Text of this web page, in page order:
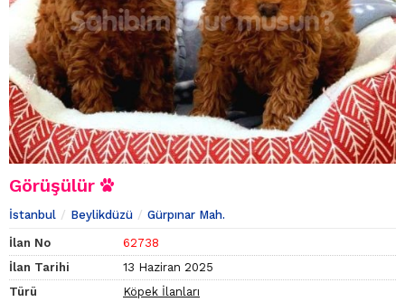
Görüşülür
İstanbul Beylikdüzü Gürpınar Mah.
İlan No
62738
İlan Tarihi
13 Haziran 2025
Türü
Köpek İlanları